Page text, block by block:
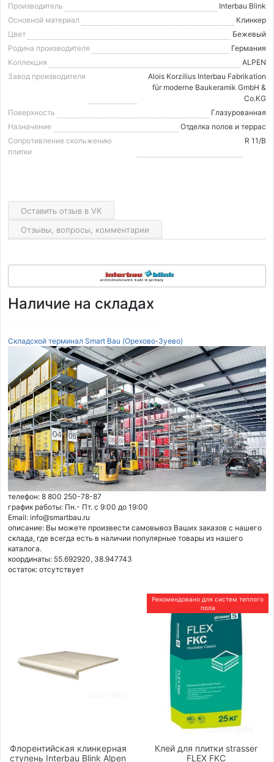
Производитель
Interbau Blink
Основной материал
Клинкер
Цвет
Бежевый
Родина производителя
Германия
Коллекция
ALPEN
Завод производителя
Alois Korzilius Interbau Fabrikation
für moderne Baukeramik GmbH &
Co.KG
Поверхность
Глазурованная
Назначение
Отделка полов и террас
Сопротивление скольжению
плитки
R 11/B
Оставить отзыв в VK
Отзывы, вопросы, комментарии
Наличие на складах
Складской терминал Smart Bau (Орехово-Зуево)
телефон: 8 800 250-78-87
график работы: Пн.- Пт. с 9:00 до 19:00
Email: info@smartbau.ru
описание: Вы можете произвести самовывоз Ваших заказов с нашего
склада, где всегда есть в наличии популярные товары из нашего
каталога.
координаты: 55.692920, 38.947743
остаток: отсутствует
Флорентийская клинкерная
ступень Interbau Blink Alpen
Рекомендовано для систем теплого
пола
Клей для плитки strasser
FLEX FKC